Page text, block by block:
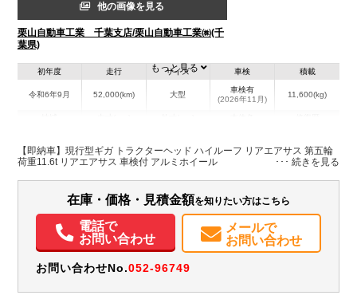
他の画像を見る
栗山自動車工業 千葉支店/栗山自動車工業㈱(千
葉県)
初年度
令和6年9月
走行
52,000(km)
サイズ
大型
車検
車検有
(2026年11月)
積載
11,600(kg)
もっと見る
【即納車】現行型ギガ トラクターヘッド ハイルーフ リアエアサス 第五輪
荷重11.6t リアエアサス 車検付 アルミホイール
在庫・価格・見積金額を知りたい方はこちら
電話で
お問い合わせ
メールで
お問い合わせ
お問い合わせNo.052-96749